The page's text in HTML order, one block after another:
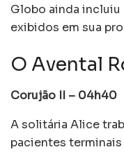
Globo ainda incluiu
exibidos em sua
O Avental
Corujão II – 04h40
A solitária Alice
pacientes